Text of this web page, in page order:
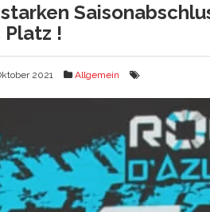
Platz !
2021 Allgemein